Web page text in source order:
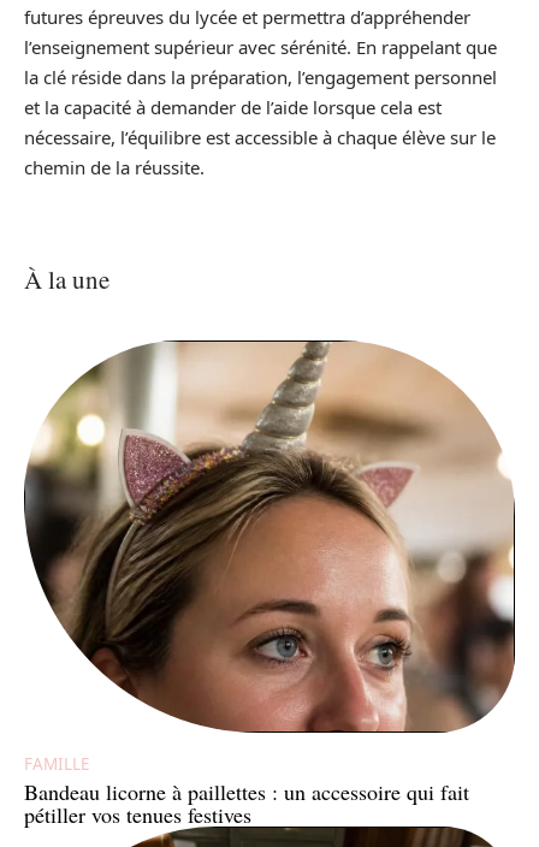
futures épreuves du lycée et permettra d’appréhender
l’enseignement supérieur avec sérénité. En rappelant que
la clé réside dans la préparation, l’engagement personnel
et la capacité à demander de l’aide lorsque cela est
nécessaire, l’équilibre est accessible à chaque élève sur le
chemin de la réussite.
À la une
FAMILLE
Bandeau licorne à paillettes : un accessoire qui fait
pétiller vos tenues festives